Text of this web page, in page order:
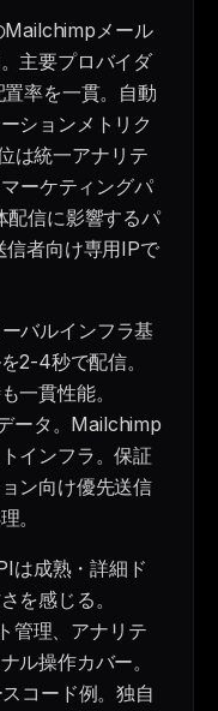
メール
主要プロバイダ
率を一貫。自動
ションメトリク
は統一アナリテ
ーケティングパ
配信に影響するパ
信者向け専用IPで
バルインフラ基
2-4秒で配信。
一貫性能。
ータ。Mailchimp
インフラ。保証
ン向け優先送信
。
は成熟・詳細ド
を感じる。
管理、アナリテ
ル操作カバー。
コード例。独自